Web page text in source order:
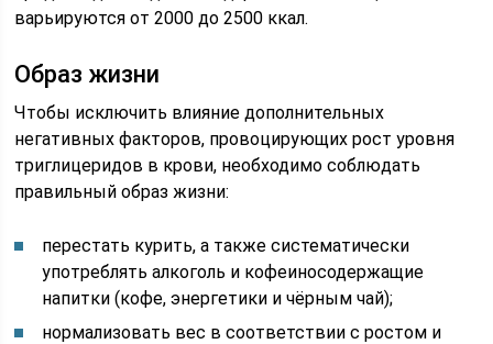
варьируются от 2000 до 2500 ккал.
Образ жизни
Чтобы исключить влияние дополнительных
негативных факторов, провоцирующих рост уровня
триглицеридов в крови, необходимо соблюдать
правильный образ жизни:
перестать курить, а также систематически
употреблять алкоголь и кофеиносодержащие
напитки (кофе, энергетики и чёрным чай);
нормализовать вес в соответствии с ростом и